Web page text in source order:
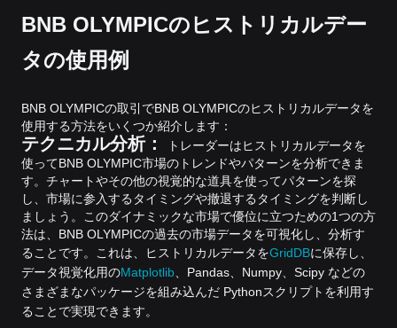
BNB OLYMPICのヒストリカルデー
タの使用例
BNB OLYMPICの取引でBNB OLYMPICのヒストリカルデータを
使用する方法をいくつか紹介します：
テクニカル分析：
トレーダーはヒストリカルデータを
使ってBNB OLYMPIC市場のトレンドやパターンを分析できま
す。チャートやその他の視覚的な道具を使ってパターンを探
し、市場に参入するタイミングや撤退するタイミングを判断し
ましょう。このダイナミックな市場で優位に立つための1つの方
法は、BNB OLYMPICの過去の市場データを可視化し、分析す
ることです。
これは、ヒストリカルデータをGridDBに保存し、
データ視覚化用のMatplotlib 、Pandas、Numpy、Scipy などの
さまざまなパッケージを組み込んだ Pythonスクリプトを利用す
ることで実現できます。